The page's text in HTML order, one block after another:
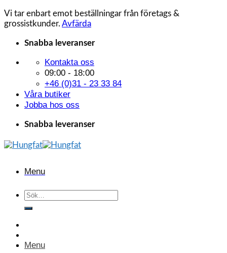
Vi tar enbart emot beställningar från företags &
grossistkunder. Avfärda
Skip
content
Snabba leveranser
Kontakta oss
09:00 - 18:00
+46 (0)31 - 23 33 84
Våra butiker
Jobba hos oss
Snabba leveranser
Menu
Sök
Menu